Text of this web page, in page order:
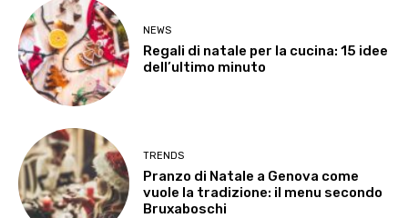
NEWS
Regali di natale per la cucina: 15 idee
dell’ultimo minuto
TRENDS
Pranzo di Natale a Genova come
vuole la tradizione: il menu secondo
Bruxaboschi